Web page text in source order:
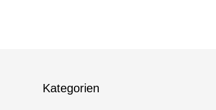
Kategorien